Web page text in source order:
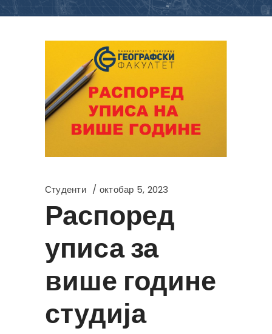
Студенти октобар 5, 2023
Распоред
уписа за
више године
студија